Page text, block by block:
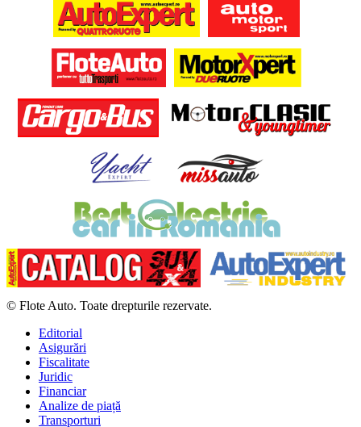
© Flote Auto. Toate drepturile rezervate.
Editorial
Asigurări
Fiscalitate
Juridic
Financiar
Analize de piață
Transporturi